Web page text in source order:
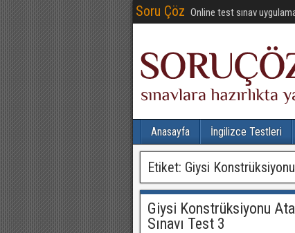
Soru Çöz Online test sınav
Anasayfa İngilizce Testleri
Etiket: Giysi Konstrüksiyonu
Giysi Konstrüksiyonu
Sınavı Test 3